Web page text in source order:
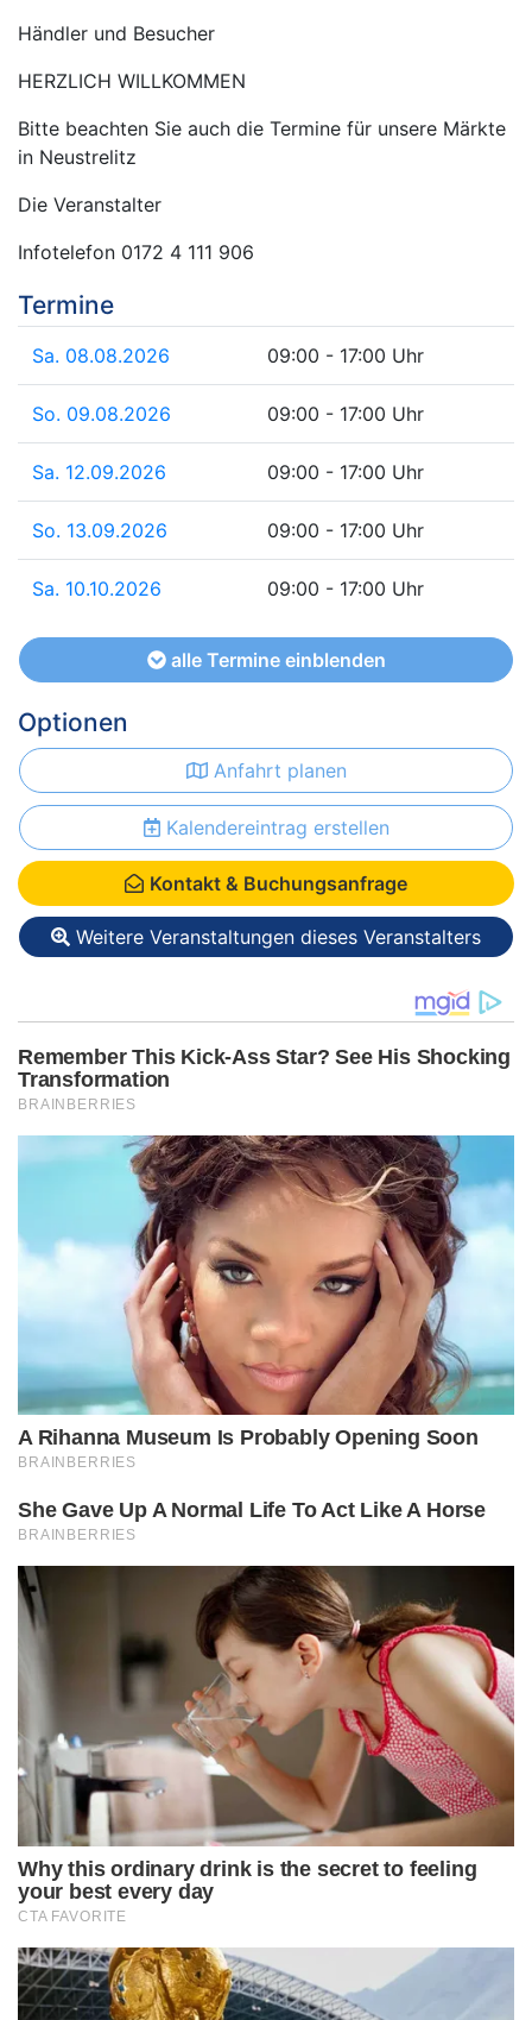
Händler und Besucher
HERZLICH WILLKOMMEN
Bitte beachten Sie auch die Termine für unsere Märkte
in Neustrelitz
Die Veranstalter
Infotelefon 0172 4 111 906
Termine
Sa. 08.08.2026 09:00 - 17:00 Uhr
So. 09.08.2026 09:00 - 17:00 Uhr
Sa. 12.09.2026 09:00 - 17:00 Uhr
So. 13.09.2026 09:00 - 17:00 Uhr
Sa. 10.10.2026 09:00 - 17:00 Uhr
alle Termine einblenden
Optionen
Anfahrt planen
Kalendereintrag erstellen
Kontakt & Buchungsanfrage
Weitere Veranstaltungen dieses Veranstalters